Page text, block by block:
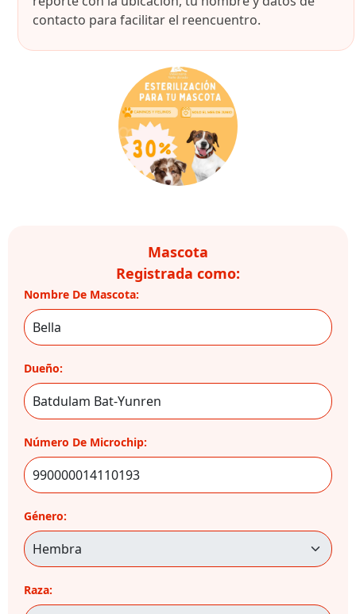
contacto para facilitar el reencuentro.
Mascota
Registrada como:
Nombre De Mascota:
Dueño:
Número De Microchip:
Género:
Raza: